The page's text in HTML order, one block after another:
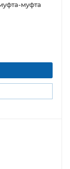
муфта